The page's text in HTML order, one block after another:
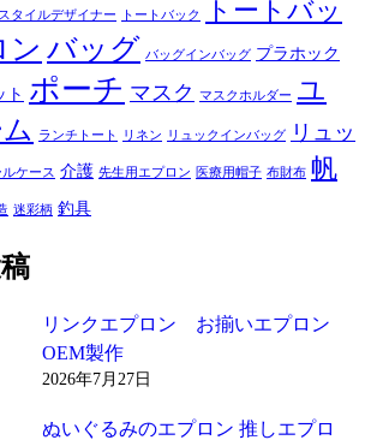
タイルデザイナー トートバック
トートバッ
ン バッグ バッグインバッグ プラホック
ト ポーチ マスク マスクホルダー ユ
ランチトート リネン リュックインバッグ
リュッ
ルケース 介護 先生用エプロン 医療用帽子 布財布 帆
迷彩柄 釣具
リンクエプロン お揃いエプロン
OEM製作
2026年7月27日
ぬいぐるみのエプロン 推しエプロ